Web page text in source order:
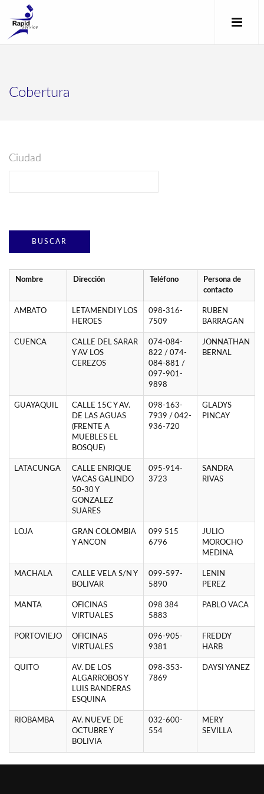
Cobertura
Ciudad
Nombre Dirección Teléfono
Persona de
contacto
AMBATO
LETAMENDI Y LOS
HEROES
098-316-
7509
RUBEN
BARRAGAN
CUENCA
CALLE DEL SARAR
Y AV LOS
CEREZOS
074-084-
822 / 074-
084-881 /
097-901-
9898
JONNATHAN
BERNAL
GUAYAQUIL
CALLE 15C Y AV.
DE LAS AGUAS
(FRENTE A
MUEBLES EL
BOSQUE)
098-163-
7939 / 042-
936-720
GLADYS
PINCAY
LATACUNGA
CALLE ENRIQUE
VACAS GALINDO
50-30 Y
GONZALEZ
SUARES
095-914-
3723
SANDRA
RIVAS
LOJA
GRAN COLOMBIA
Y ANCON
099 515
6796
JULIO
MOROCHO
MEDINA
MACHALA
CALLE VELA S/N Y
BOLIVAR
099-597-
5890
LENIN
PEREZ
MANTA
OFICINAS
VIRTUALES
098 384
5883
PABLO VACA
PORTOVIEJO
OFICINAS
VIRTUALES
096-905-
9381
FREDDY
HARB
QUITO
AV. DE LOS
ALGARROBOS Y
LUIS BANDERAS
ESQUINA
098-353-
7869
DAYSI YANEZ
RIOBAMBA
AV. NUEVE DE
OCTUBRE Y
BOLIVIA
032-600-
554
MERY
SEVILLA